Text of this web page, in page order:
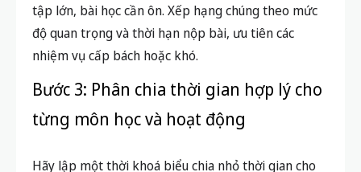
tập lớn, bài học cần ôn. Xếp hạng chúng theo mức
độ quan trọng và thời hạn nộp bài, ưu tiên các
nhiệm vụ cấp bách hoặc khó.
Bước 3: Phân chia thời gian hợp lý cho
từng môn học và hoạt động
Hãy lập một thời khoá biểu chia nhỏ thời gian cho